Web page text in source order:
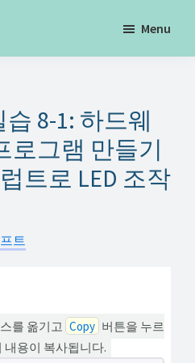
Menu
8-1: 하드웨
로그램 만들기
트로 LED 조작
트
를 옮기고 Copy 버튼을 누르
내용이 복사됩니다.